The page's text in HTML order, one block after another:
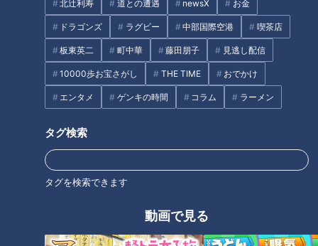
北辻利寿 道との遭遇 newsX お金
ドラゴンズ ラグビー 中部国際空港 喫茶店
板東英二 町中華 藤田朋子 見逃し配信
10000歩お宝さがし THE TIME おでかけ
エンタメ ゲンキの時間 コラム ラーメン
タグ検索
タグを検索できます
動画で見る
「球数」で思い出す、今中さんと大野投手の師弟関係。2012
年秋、阿久比球場での秋キャンプ。プロ2年目オフの大野が、
古傷の心配なく鍛えに鍛え抜かれて、今があるといっていい。
今中さんは当時を振り返る。
「あいつは珍しい男ですよ。根っからの投手なのに、投げるこ
とがそれほど好きじゃない。お前、ピッチャーなのにどうゆう
ことやと。ただ、俺は現役時代に嫌いだったランニング。俺は
途中で近道して、よくコーチに見つかってた。でも、雄大は、
「彼が凄いのは、練習量。どれだけやらせても、へこたれな